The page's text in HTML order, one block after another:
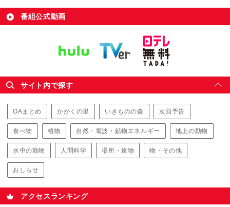
番組公式動画
サイト内で探す
OAまとめ かがくの里 いきものの森 次回予告
食べ物 植物 自然・電波・鉱物エネルギー 地上の動物
水中の動物 人間科学 場所・建物 物・その他
おしらせ
アクセスランキング